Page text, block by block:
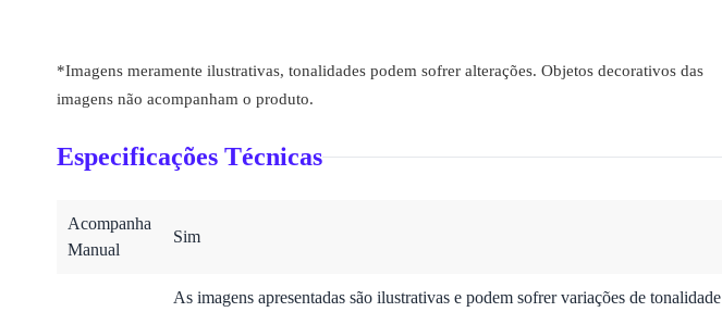
*Imagens meramente ilustrativas, tonalidades podem sofrer alterações. Objetos decorativos das
imagens não acompanham o produto.
Especificações Técnicas
Acompanha
Manual
Sim
As imagens apresentadas são ilustrativas e podem sofrer variações de tonalidade